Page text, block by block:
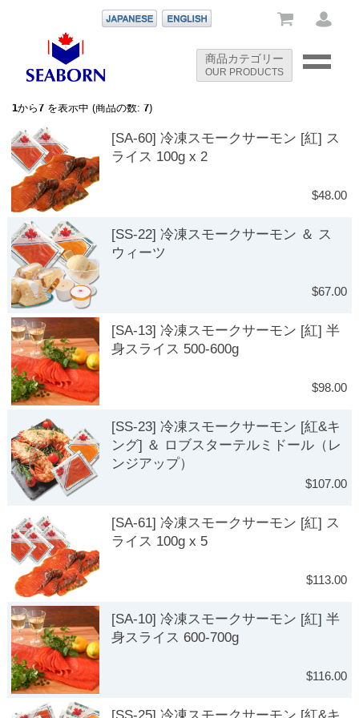
1から7 を表示中 (商品の数:7)
[SA-60] 冷凍スモークサーモン [紅] ス
ライス 100g x 2
$48.00
[SS-22] 冷凍スモークサーモン ＆ ス
ウィーツ
$67.00
[SA-13] 冷凍スモークサーモン [紅] 半
身スライス 500-600g
$98.00
[SS-23] 冷凍スモークサーモン [紅&キ
ング] ＆ ロブスターテルミドール（レ
ンジアップ）
$107.00
[SA-61] 冷凍スモークサーモン [紅] ス
ライス 100g x 5
$113.00
[SA-10] 冷凍スモークサーモン [紅] 半
身スライス 600-700g
$116.00
商品カテゴリー
OUR PRODUCTS